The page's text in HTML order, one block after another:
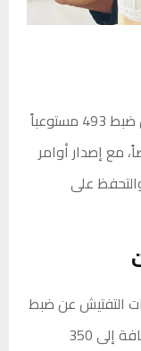
وفي مدينة البيضاء، أسفرت التحقيقات عن ضبط 493 مستوعباً
وإيقاف 14 شخصاً، مع إصدار أوامر
على
التفتيش عن ضبط
950 مستوعباً من المبيدات المحظورة، إضافة إلى 350